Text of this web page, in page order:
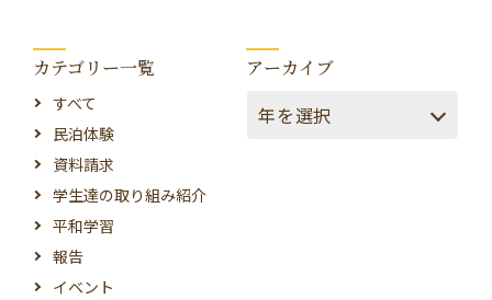
カテゴリー一覧
すべて
民泊体験
資料請求
学生達の取り組み紹介
平和学習
報告
イベント
アーカイブ